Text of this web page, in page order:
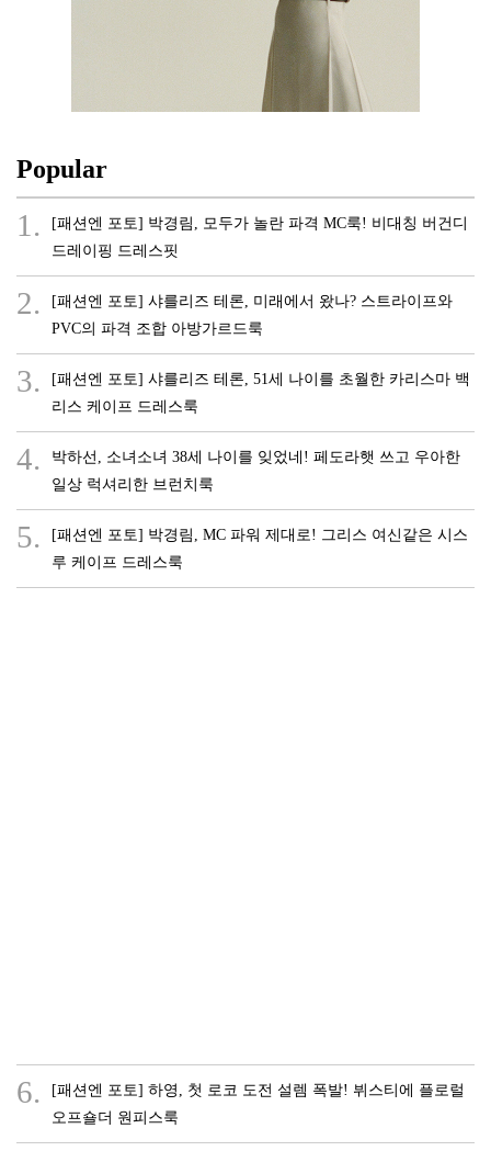
Popular
1.
[패션엔 포토] 박경림, 모두가 놀란 파격 MC룩! 비대칭 버건디
드레이핑 드레스핏
2.
[패션엔 포토] 샤를리즈 테론, 미래에서 왔나? 스트라이프와
PVC의 파격 조합 아방가르드룩
3.
[패션엔 포토] 샤를리즈 테론, 51세 나이를 초월한 카리스마 백
리스 케이프 드레스룩
4.
박하선, 소녀소녀 38세 나이를 잊었네! 페도라햇 쓰고 우아한
일상 럭셔리한 브런치룩
5.
[패션엔 포토] 박경림, MC 파워 제대로! 그리스 여신같은 시스
루 케이프 드레스룩
6.
[패션엔 포토] 하영, 첫 로코 도전 설렘 폭발! 뷔스티에 플로럴
오프숄더 원피스룩